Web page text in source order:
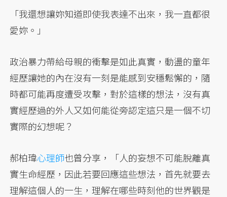
「我還想讓妳知道即使我表達不出來，我一直都很
愛妳。」
政治暴力帶給母親的衝擊是如此真實，動盪的童年
經歷讓她的內在沒有一刻是能感到安穩鬆懈的，隨
時都可能再度遭受攻擊，對於這樣的想法，沒有真
實經歷過的外人又如何能從旁認定這只是一個不切
實際的幻想呢？
郝柏瑋心理師也曾分享，「人的妄想不可能脫離真
實生命經歷，因此若要回應這些想法，首先就要去
理解這個人的一生，理解在哪些時刻他的世界觀是